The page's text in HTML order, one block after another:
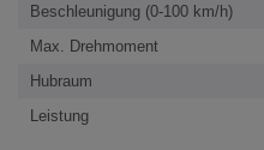
Beschleunigung (0-100 km/h)
Max. Drehmoment
Hubraum
Leistung